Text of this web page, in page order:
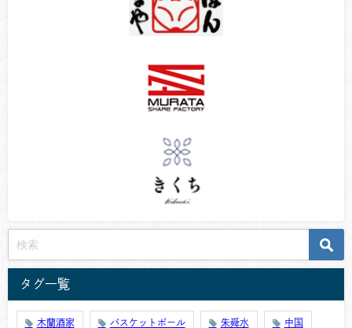
タグ一覧
木蘭酒家 バスケットボール 朱舜水 中国